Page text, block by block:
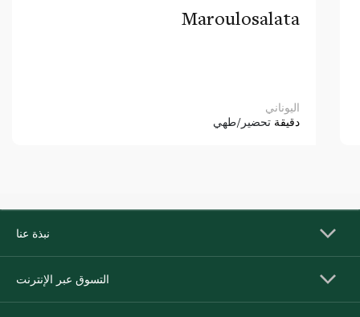
Maroulosalata
اليوناني
دقيقة تحضير/طهي
نبذة عنا
التسوق عبر الإنترنت